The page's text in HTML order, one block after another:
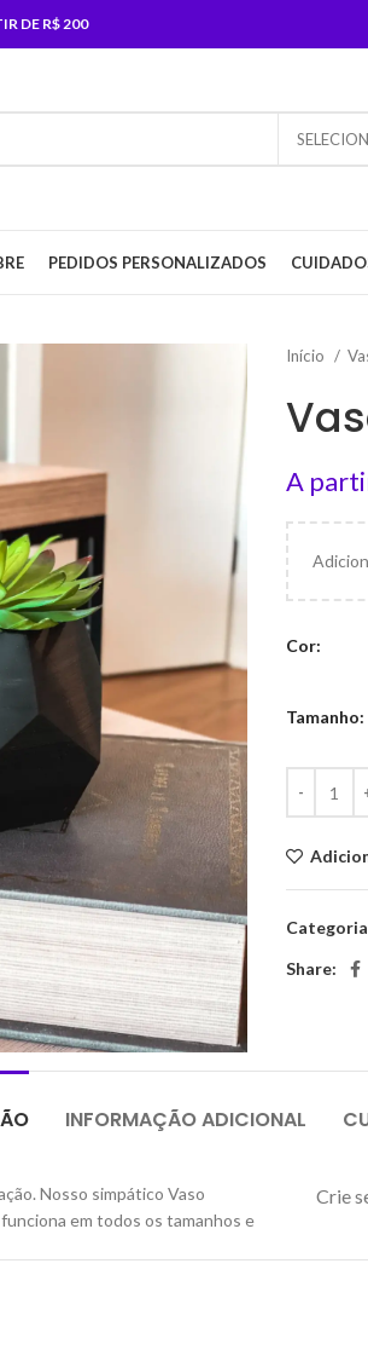
DE R$ 200
PEDIDOS PERSONALIZADOS
Início
A
Cor
Tamanho
Share:
INFORMAÇÃO ADICIONAL
Nosso simpático Vaso
em todos os tamanhos e
Crie